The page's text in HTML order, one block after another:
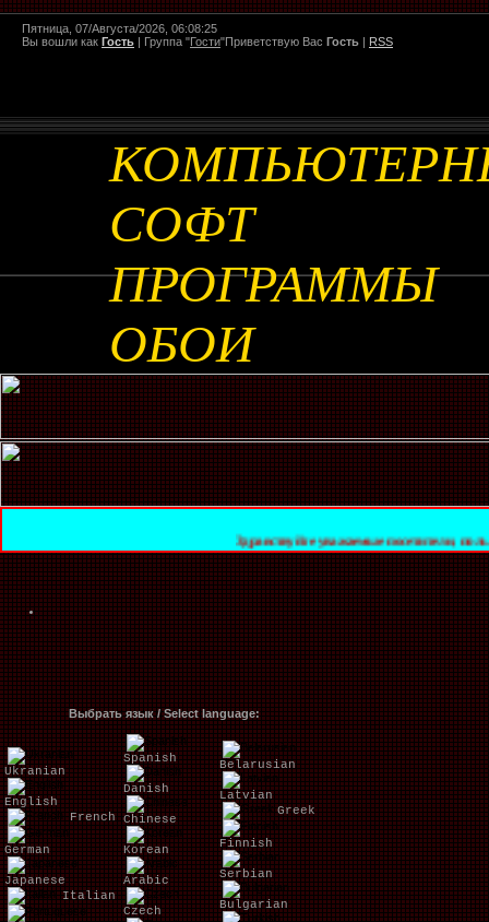
Пятница, 07/Августа/2026, 06:08:25
Вы вошли как Гость | Группа "Гости"Приветствую Вас Гость | RSS
СОФТ
ПРОГРАММЫ
ОБОИ
Здравствуйте уважаемые посетители, пользователи
Выбрать язык / Select language:
Ukranian
English
French
German
Japanese
Italian
Spanish
Danish
Chinese
Korean
Arabic
Czech
Belarusian
Latvian
Greek
Finnish
Serbian
Bulgarian